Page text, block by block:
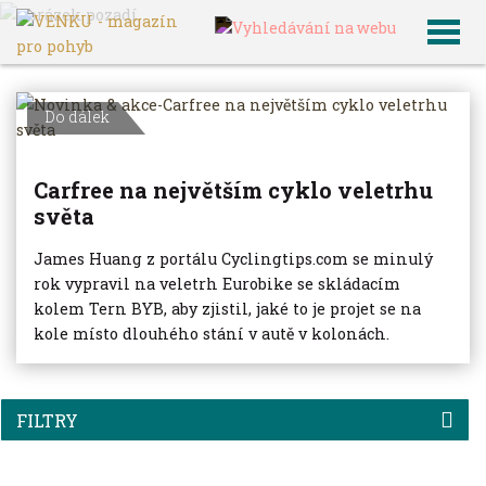
VENKU Archiv článků
FILTRY
Do dálek
Carfree na největším cyklo veletrhu
světa
James Huang z portálu Cyclingtips.com se minulý
rok vypravil na veletrh Eurobike se skládacím
kolem Tern BYB, aby zjistil, jaké to je projet se na
kole místo dlouhého stání v autě v kolonách.